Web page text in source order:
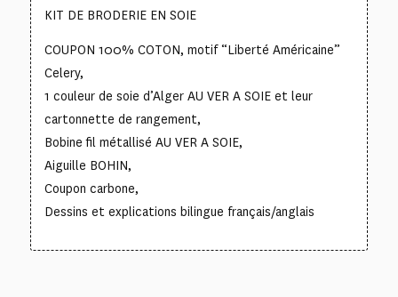
KIT DE BRODERIE EN SOIE
COUPON 100% COTON, motif “Liberté Américaine”
Celery,
1 couleur de soie d’Alger AU VER A SOIE et leur
cartonnette de rangement,
Bobine fil métallisé AU VER A SOIE,
Aiguille BOHIN,
Coupon carbone,
Dessins et explications bilingue français/anglais